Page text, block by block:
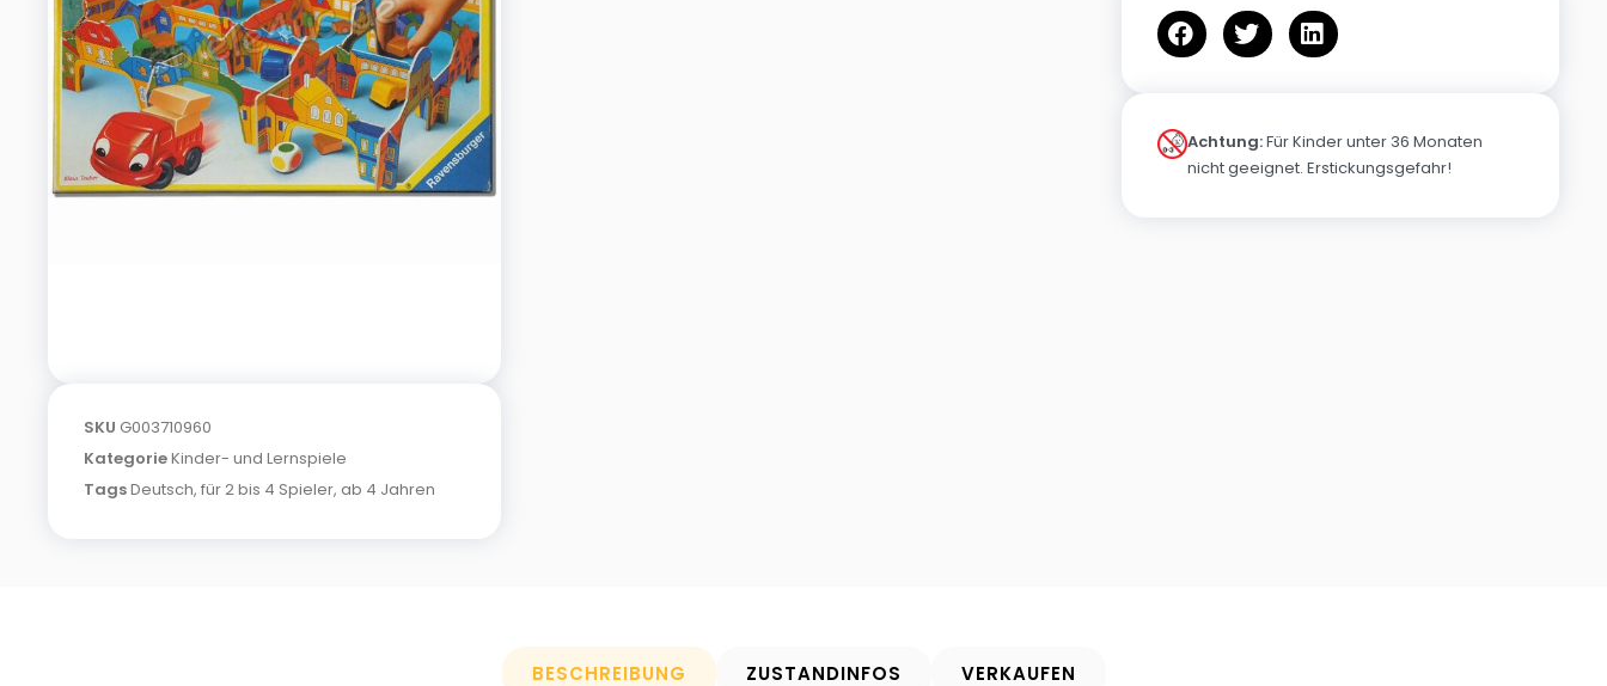
SKU G003710960
KategorieKinder- und Lernspiele
TagsDeutsch, für 2 bis 4 Spieler, ab 4 Jahren
Achtung:Für Kinder unter 36 Monaten
nicht geeignet. Erstickungsgefahr!
BESCHREIBUNG ZUSTANDINFOS VERKAUFEN